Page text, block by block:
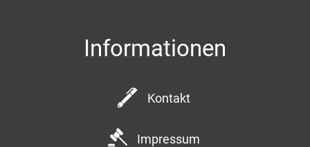
Informationen
Kontakt
Impressum